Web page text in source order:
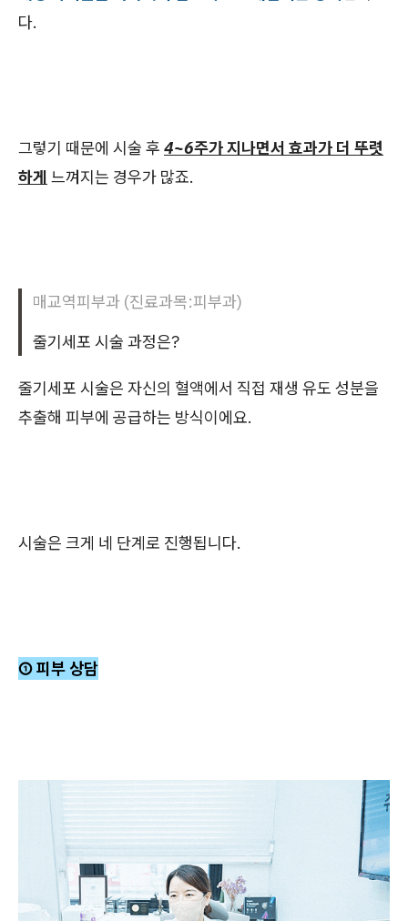
다.
그렇기 때문에 시술 후 4~6주가 지나면서 효과가 더 뚜렷
하게 느껴지는 경우가 많죠.
매교역피부과 (진료과목:피부과)
줄기세포 시술 과정은?
줄기세포 시술은 자신의 혈액에서 직접 재생 유도 성분을
추출해 피부에 공급하는 방식이에요.
시술은 크게 네 단계로 진행됩니다.
① 피부 상담